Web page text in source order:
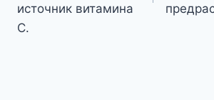
источник витамина
С.